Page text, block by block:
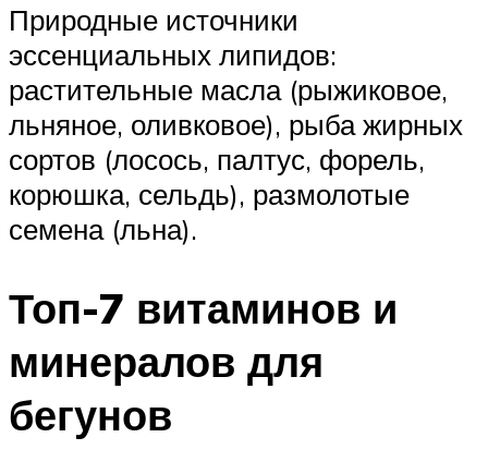
Природные источники
эссенциальных липидов:
растительные масла (рыжиковое,
льняное, оливковое), рыба жирных
сортов (лосось, палтус, форель,
корюшка, сельдь), размолотые
семена (льна).
Топ-7 витаминов и
минералов для
бегунов